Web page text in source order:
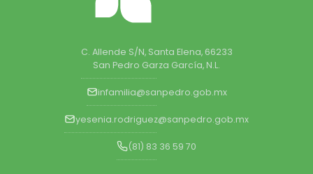
C. Allende S/N, Santa Elena, 66233
San Pedro Garza García, N.L.
infamilia@sanpedro.gob.mx
yesenia.rodriguez@sanpedro.gob.mx
(81) 83 36 59 70